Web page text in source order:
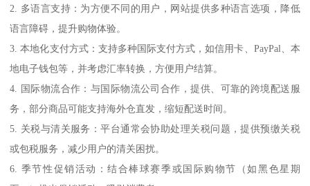
2. 多语言支持：为方便不同的用户，网站提供多种语言选项，降低
语言障碍，提升购物体验。
3. 本地化支付方式：支持多种国际支付方式，如信用卡、PayPal、本
地电子钱包等，并考虑汇率转换，方便用户结算。
4. 国际物流合作：与国际物流公司合作，提供、可靠的跨境配送服
务，部分商品可能支持海外仓直发，缩短配送时间。
5. 关税与清关服务：平台通常会协助处理关税问题，提供预缴关税
或包税服务，减少用户的清关困扰。
6. 季节性促销活动：结合棒球赛季或国际购物节（如黑色星期